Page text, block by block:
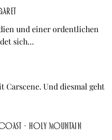
und einer ordentlichen
sich…
Carscene. Und diesmal geht
Coast - Holy Mountain